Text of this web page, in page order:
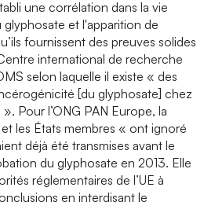
une corrélation dans la vie
et l'apparition de
fournissent des preuves solides
international de recherche
selon laquelle il existe « des
[du glyphosate] chez
Pour l’ONG PAN Europe, la
les États membres « ont ignoré
déjà été transmises avant le
du glyphosate en 2013. Elle
réglementaires de l’UE à
en interdisant le